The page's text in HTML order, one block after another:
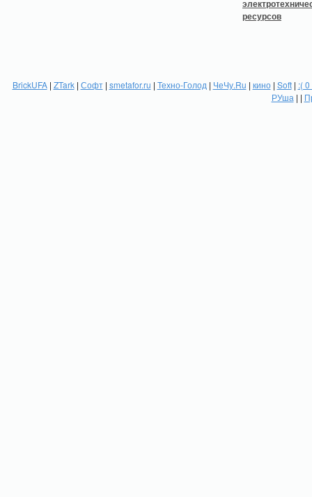
BrickUFA| ZTark| Софт| smetafor.ru | Техно-Голод | ЧеЧу.Ru | кино| Soft| :(
РУша | |